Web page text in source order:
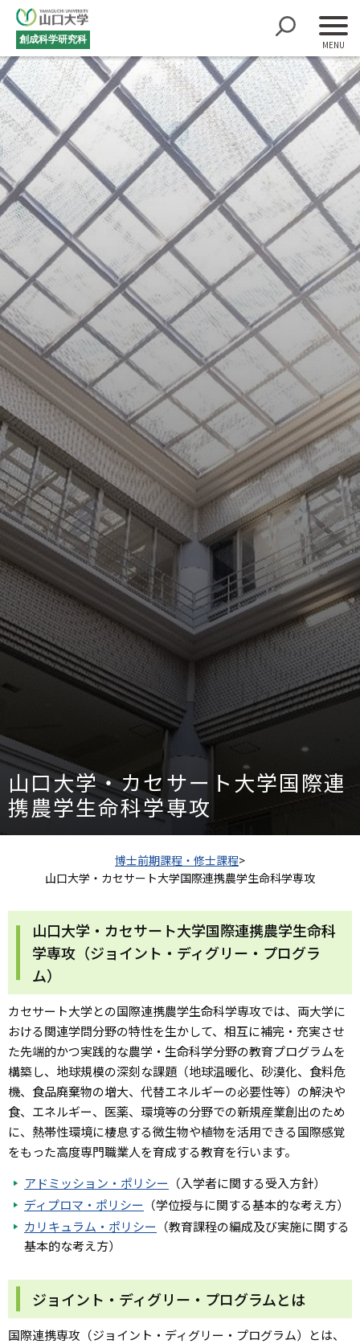
創成科学研究科
山口大学・カセサート大学国際連
携農学生命科学専攻
博士前期課程・修士課程>
山口大学・カセサート大学国際連携農学生命科学専攻
山口大学・カセサート大学国際連携農学生命科
学専攻（ジョイント・ディグリー・プログラ
ム）
カセサート大学との国際連携農学生命科学専攻では、両大学に
おける関連学問分野の特性を生かして、相互に補完・充実させ
た先端的かつ実践的な農学・生命科学分野の教育プログラムを
構築し、地球規模の深刻な課題（地球温暖化、砂漠化、食料危
機、食品廃棄物の増大、代替エネルギーの必要性等）の解決や
食、エネルギー、医薬、環境等の分野での新規産業創出のため
に、熱帯性環境に棲息する微生物や植物を活用できる国際感覚
をもった高度専門職業人を育成する教育を行います。
アドミッション・ポリシー （入学者に関する受入方針）
ディプロマ・ポリシー （学位授与に関する基本的な考え方）
カリキュラム・ポリシー （教育課程の編成及び実施に関する
基本的な考え方）
ジョイント・ディグリー・プログラムとは
国際連携専攻（ジョイント・ディグリー・プログラム）とは、